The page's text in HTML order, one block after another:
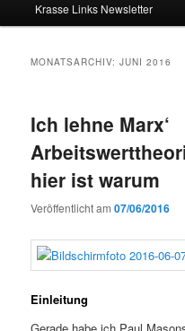
Krasse Links Newsletter
MONATSARCHIV:JUNI 2016
Ich lehne Marx‘
hier ist warum
Veröffentlicht am07/06/2016
Einleitung
Gerade habe ich Paul